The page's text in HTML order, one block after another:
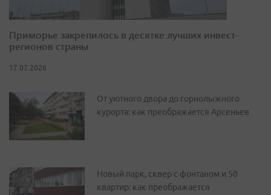
Приморье закрепилось в десятке лучших инвест-
регионов страны
17.07.2026
От уютного двора до горнолыжного
курорта: как преображается Арсеньев
Новый парк, сквер с фонтаном и 50
квартир: как преображается